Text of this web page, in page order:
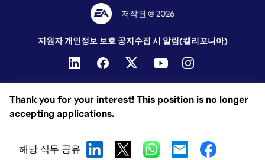
Thank you for your interest! This position is no longer
accepting applications.
해당 직무 공유
저작권 © 2026
지원자 개인정보 보호 공지수집 시 알림(캘리포니아)